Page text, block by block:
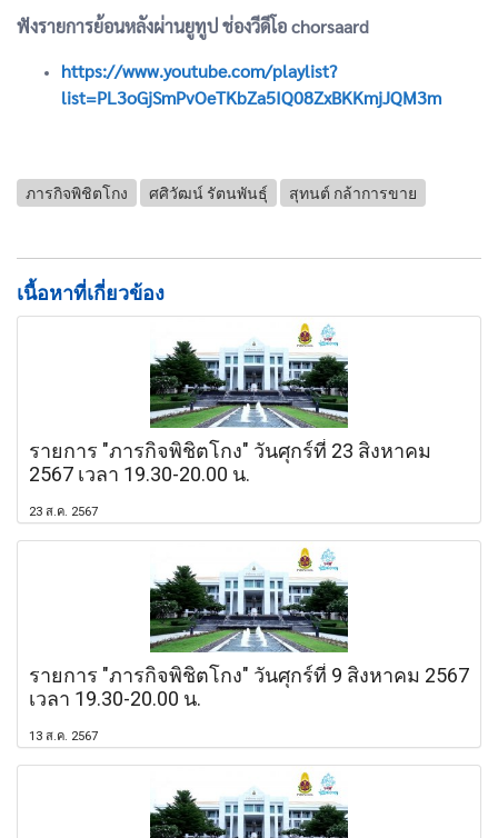
ฟังรายการย้อนหลังผ่านยูทูป ช่องวีดีโอ chorsaard
https://www.youtube.com/playlist?
list=PL3oGjSmPvOeTKbZa5IQ08ZxBKKmjJQM3m
ภารกิจพิชิตโกง ศศิวัฒน์ รัตนพันธุ์ สุทนต์ กล้าการขาย
เนื้อหาที่เกี่ยวข้อง
รายการ "ภารกิจพิชิตโกง" วันศุกร์ที่ 23 สิงหาคม
2567 เวลา 19.30-20.00 น.
23 ส.ค. 2567
รายการ "ภารกิจพิชิตโกง" วันศุกร์ที่ 9 สิงหาคม 2567
เวลา 19.30-20.00 น.
13 ส.ค. 2567